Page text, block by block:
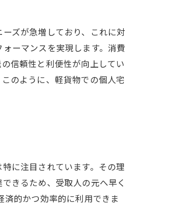
ズが急増しており、これに対
ーマンスを実現します。消費
信頼性と利便性が向上してい
のように、軽貨物での個人宅
に注目されています。その理
きるため、受取人の元へ早く
的かつ効率的に利用できま